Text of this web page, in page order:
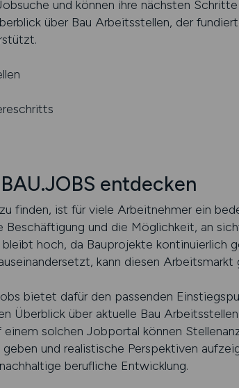
und können ihre nächsten
über Bau Arbeitsstellen, der
entdecken
finden, ist für viele Arbeitnehmer ein
und die Möglichkeit, an
hoch, da Bauprojekte kontinuierlich
kann diesen Arbeitsmarkt
bietet dafür den passenden
Überblick über aktuelle Bau
solchen Jobportal können
und realistische Perspektiven
berufliche Entwicklung.